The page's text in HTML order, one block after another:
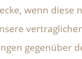
wenn diese
gegenüber